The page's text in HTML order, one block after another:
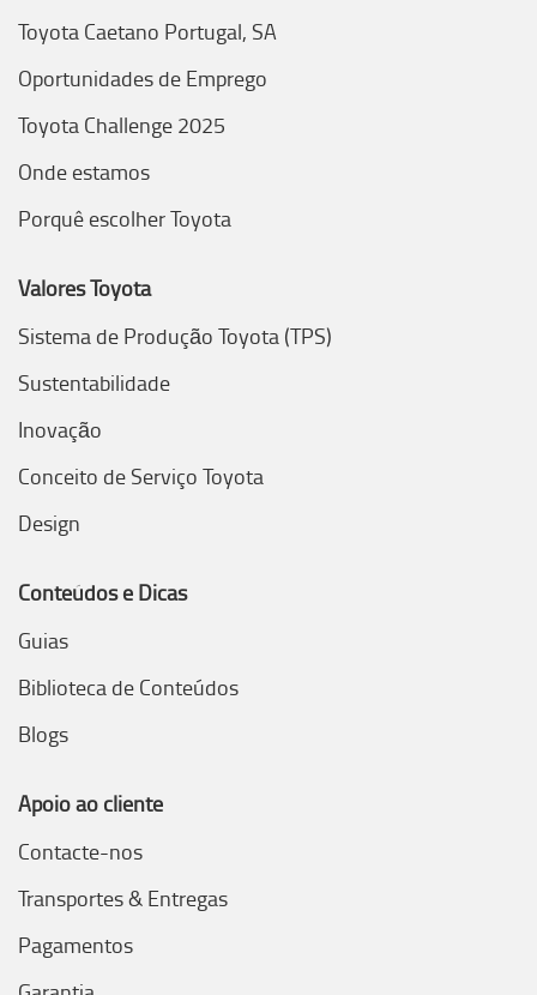
Toyota Caetano Portugal, SA
Oportunidades de Emprego
Toyota Challenge 2025
Onde estamos
Porquê escolher Toyota
Valores Toyota
Sistema de Produção Toyota (TPS)
Sustentabilidade
Inovação
Conceito de Serviço Toyota
Design
Conteúdos e Dicas
Guias
Biblioteca de Conteúdos
Blogs
Apoio ao cliente
Contacte-nos
Transportes & Entregas
Pagamentos